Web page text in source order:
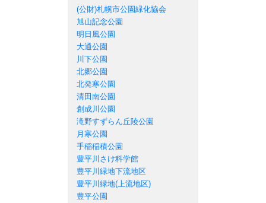
(公財)札幌市公園緑化協会
旭山記念公園
明日風公園
大通公園
川下公園
北郷公園
北発寒公園
清田南公園
創成川公園
滝野すずらん丘陵公園
月寒公園
手稲稲積公園
豊平川さけ科学館
豊平川緑地下流地区
豊平川緑地(上流地区)
豊平公園